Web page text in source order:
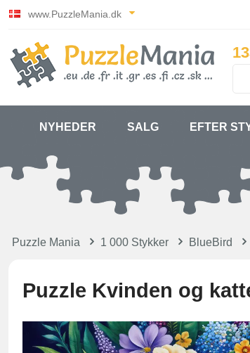
www.PuzzleMania.dk
NYHEDER SALG EFTER
Puzzle Mania 1 000 Stykker BlueBird
Puzzle Kvinden og